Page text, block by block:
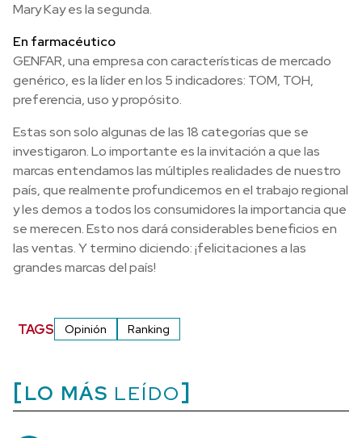
Mary Kay es la segunda.
En farmacéutico
GENFAR, una empresa con características de mercado
genérico, es la líder en los 5 indicadores: TOM, TOH,
preferencia, uso y propósito.
Estas son solo algunas de las 18 categorías que se
investigaron. Lo importante es la invitación a que las
marcas entendamos las múltiples realidades de nuestro
país, que realmente profundicemos en el trabajo regional
y les demos a todos los consumidores la importancia que
se merecen. Esto nos dará considerables beneficios en
las ventas. Y termino diciendo: ¡felicitaciones a las
grandes marcas del país!
TAGS Opinión Ranking
LO MÁS LEÍDO